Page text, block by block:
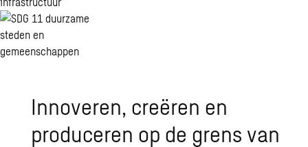
Innoveren, creëren en
produceren op de grens van